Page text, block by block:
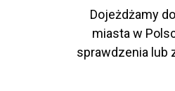
Dojeżdżamy
miasta w
sprawdzenia lub